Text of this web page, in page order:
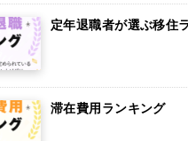
アラブ首長国連邦
スウェーデン
ペルー
ボリビア
定年退職者が選ぶ移住
滞在費用ランキング